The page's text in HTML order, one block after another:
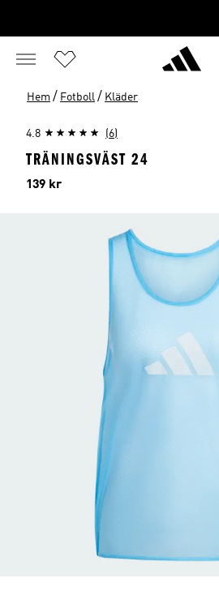
Hem / Fotboll / Kläder
4.8 (6)
TRÄNINGSVÄST 24
Pris
139 kr